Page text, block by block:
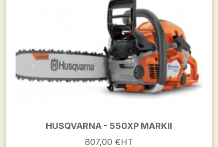
HUSQVARNA - 550XP MARKII
807,00 €HT